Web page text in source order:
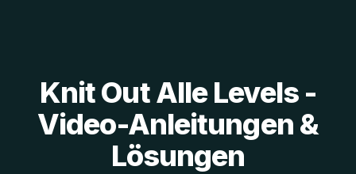
Knit Out Alle Levels -
Video-Anleitungen &
Lösungen